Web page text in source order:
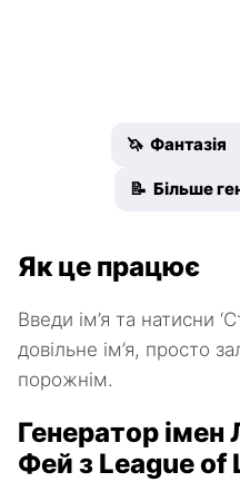
🦄 Фантазія
📝 Більше
Як це працює
Введи ім’я та натисни
довільне ім’я, просто
порожнім.
Генератор імен
Фей з League of